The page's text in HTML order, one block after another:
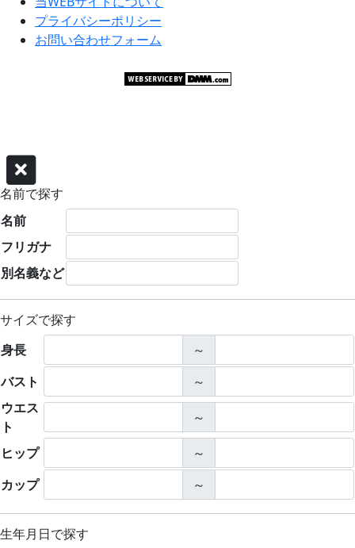
プライバシーポリシー
お問い合わせフォーム
名前で探す
名前
フリガナ
別名義など
サイズで探す
身長
～
バスト
～
ウエス
ト
～
ヒップ
～
カップ
～
生年月日で探す